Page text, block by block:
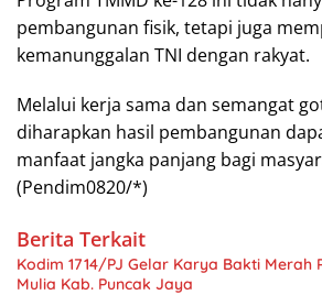
pembangunan fisik, tetapi juga
kemanunggalan TNI dengan rakyat.
Melalui kerja sama dan semangat
diharapkan hasil pembangunan
manfaat jangka panjang bagi
(Pendim0820/*)
Berita Terkait
Kodim 1714/PJ Gelar Karya Bakti Merah
Mulia Kab. Puncak Jaya